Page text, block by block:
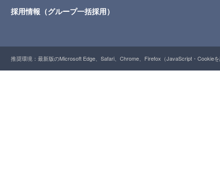
採用情報（グループ一括採用）
推奨環境：最新版のMicrosoft Edge、Safari、Chrome、Firefox（JavaScript・Cookie